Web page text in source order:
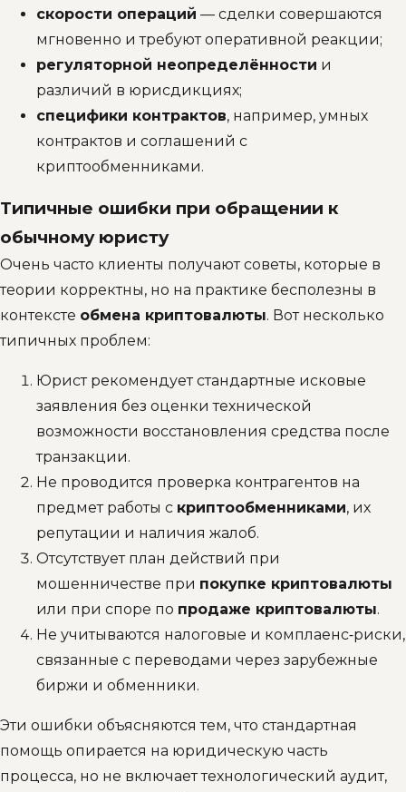
скорости операций — сделки совершаются
мгновенно и требуют оперативной реакции;
регуляторной неопределённости и
различий в юрисдикциях;
специфики контрактов, например, умных
контрактов и соглашений с
криптообменниками.
Типичные ошибки при обращении к
обычному юристу
Очень часто клиенты получают советы, которые в
теории корректны, но на практике бесполезны в
контексте обмена криптовалюты. Вот несколько
типичных проблем:
Юрист рекомендует стандартные исковые
заявления без оценки технической
возможности восстановления средства после
транзакции.
Не проводится проверка контрагентов на
предмет работы с криптообменниками, их
репутации и наличия жалоб.
Отсутствует план действий при
мошенничестве при покупке криптовалюты
или при споре по продаже криптовалюты.
Не учитываются налоговые и комплаенс‑риски,
связанные с переводами через зарубежные
биржи и обменники.
Эти ошибки объясняются тем, что стандартная
помощь опирается на юридическую часть
процесса, но не включает технологический аудит,